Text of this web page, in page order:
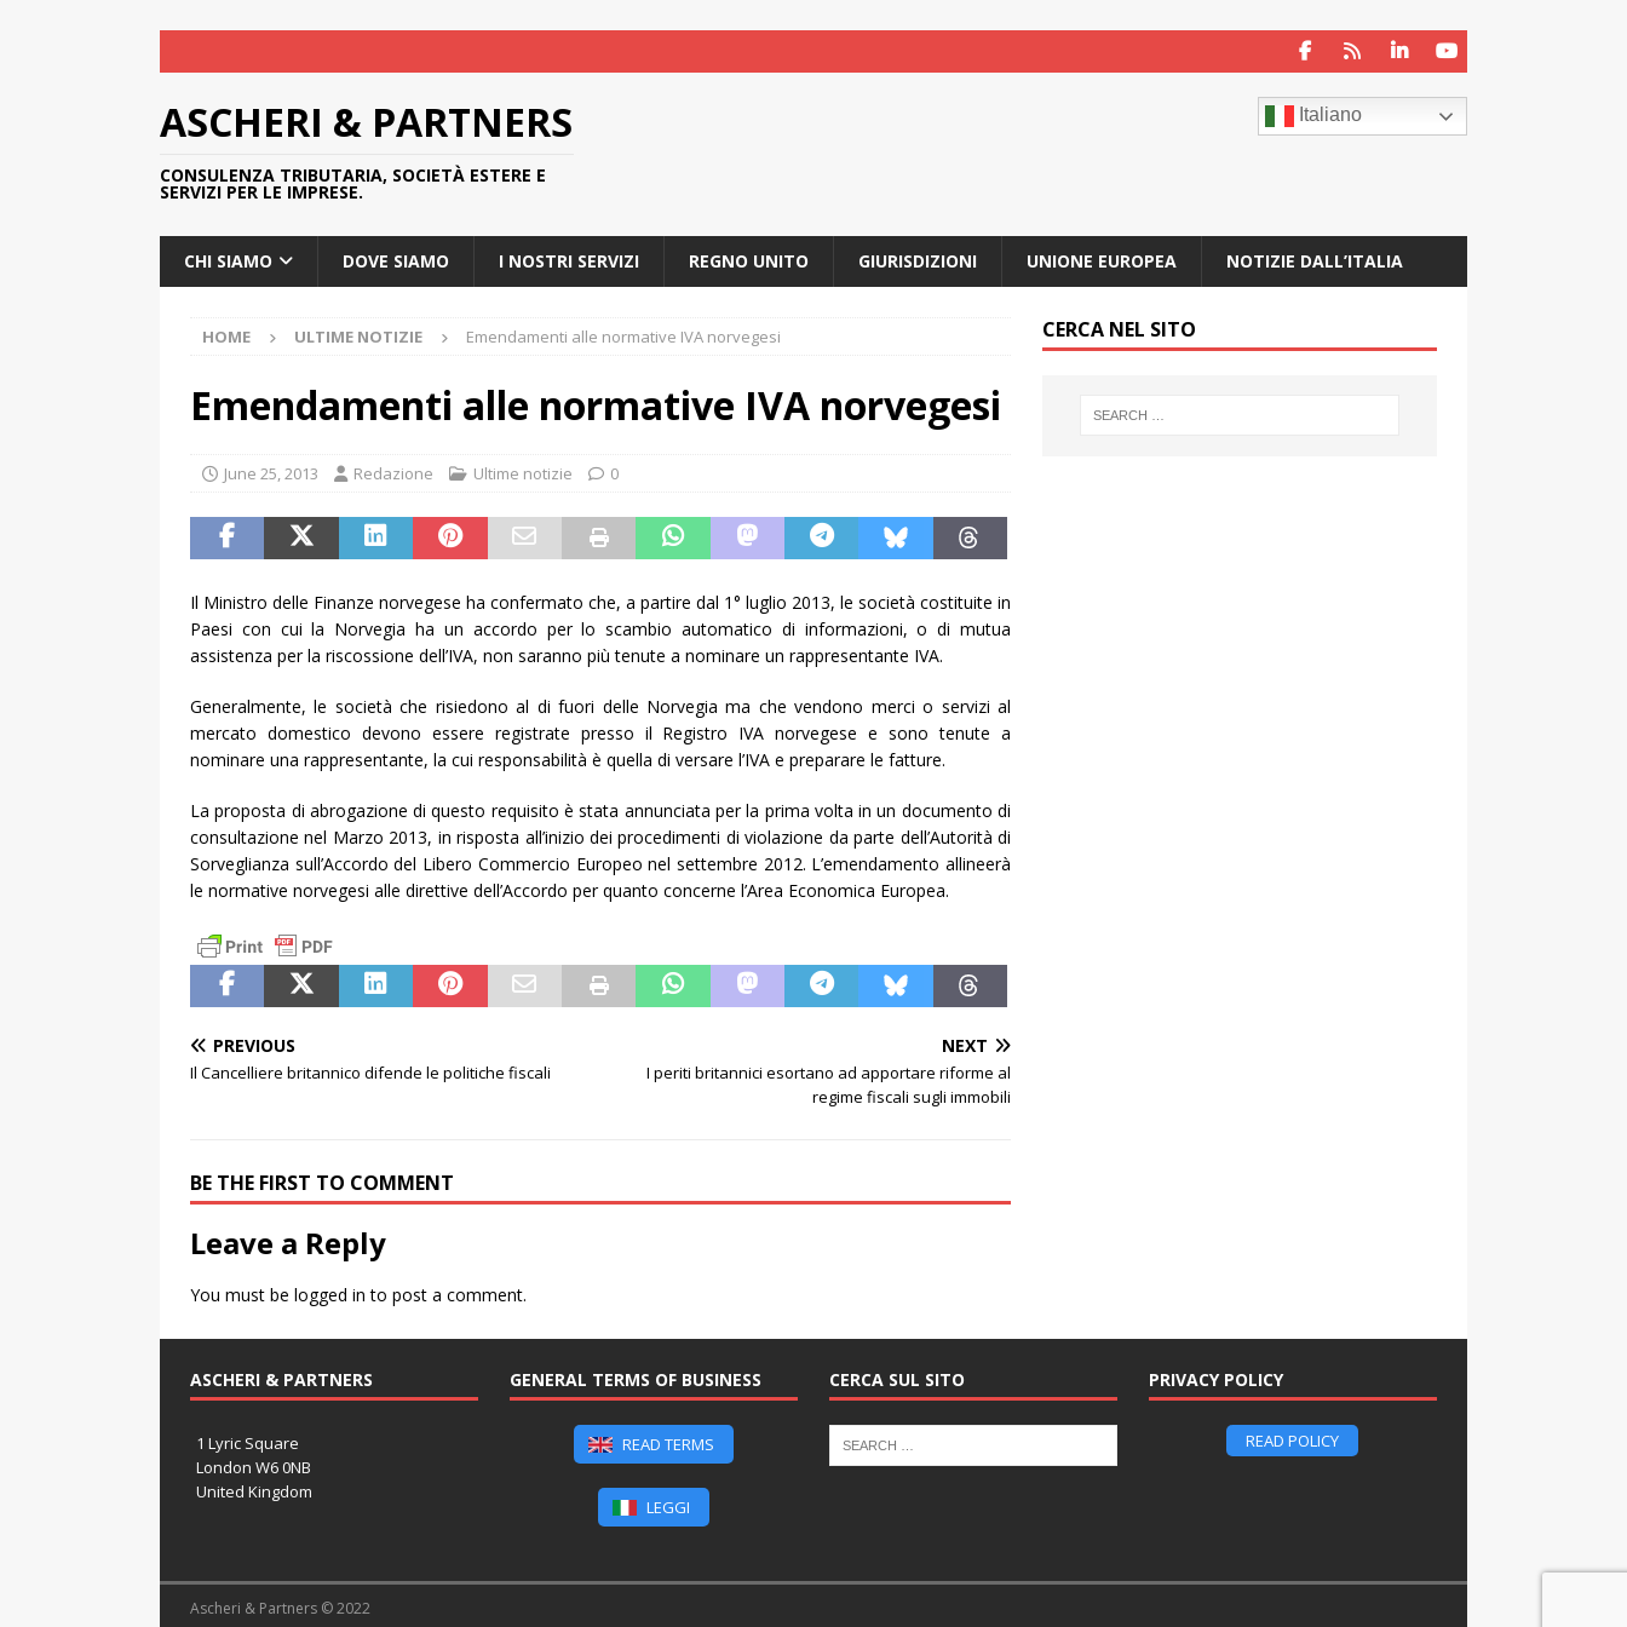
ASCHERI & PARTNERS
CONSULENZA TRIBUTARIA, SOCIETÀ ESTERE E
SERVIZI PER LE IMPRESE.
Italiano
CHI SIAMO DOVE SIAMO I NOSTRI SERVIZI REGNO UNITO GIURISDIZIONI UNIONE EUROPEA NOTIZIE DALL’ITALIA
HOME ULTIME NOTIZIE Emendamenti alle normative IVA norvegesi
Emendamenti alle normative IVA norvegesi
June 25, 2013 Redazione Ultime notizie 0
Il Ministro delle Finanze norvegese ha confermato che, a partire dal 1° luglio 2013, le società costituite in
Paesi con cui la Norvegia ha un accordo per lo scambio automatico di informazioni, o di mutua
assistenza per la riscossione dell’IVA, non saranno più tenute a nominare un rappresentante IVA.
Generalmente, le società che risiedono al di fuori delle Norvegia ma che vendono merci o servizi al
mercato domestico devono essere registrate presso il Registro IVA norvegese e sono tenute a
nominare una rappresentante, la cui responsabilità è quella di versare l’IVA e preparare le fatture.
La proposta di abrogazione di questo requisito è stata annunciata per la prima volta in un documento di
consultazione nel Marzo 2013, in risposta all’inizio dei procedimenti di violazione da parte dell’Autorità di
Sorveglianza sull’Accordo del Libero Commercio Europeo nel settembre 2012. L’emendamento allineerà
le normative norvegesi alle direttive dell’Accordo per quanto concerne l’Area Economica Europea.
PREVIOUS
Il Cancelliere britannico difende le politiche fiscali
NEXT
I periti britannici esortano ad apportare riforme al
regime fiscali sugli immobili
BE THE FIRST TO COMMENT
Leave a Reply
You must be logged in to post a comment.
CERCA NEL SITO
ASCHERI & PARTNERS
1 Lyric Square
London W6 0NB
United Kingdom
GENERAL TERMS OF BUSINESS
READ TERMS
LEGGI
CERCA SUL SITO PRIVACY POLICY
READ POLICY
Ascheri & Partners © 2022